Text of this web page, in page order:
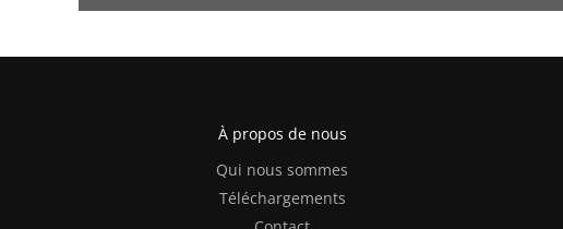
À propos de nous
Qui nous sommes
Téléchargements